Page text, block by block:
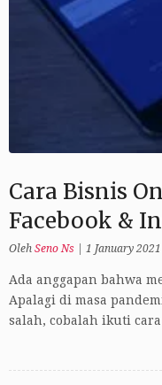
Cara Bisnis
Facebook &
Oleh Seno Ns 1 January 2021
Ada anggapan bahwa
Apalagi di masa
salah, cobalah ikuti